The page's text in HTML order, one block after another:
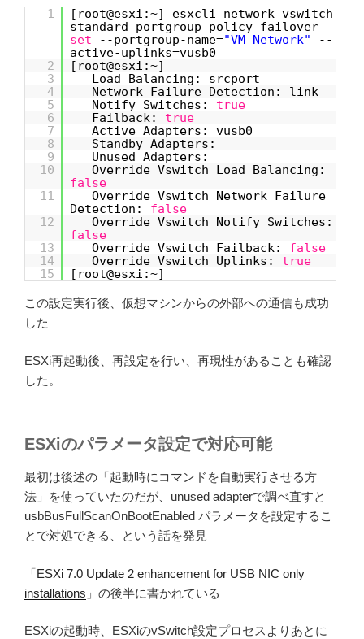
1
[root@esxi:~] esxcli network vswitch
standard portgroup policy failover
set
--portgroup-name="VM Network"
--
active-uplinks=vusb0
2
[root@esxi:~]
3
Load Balancing: srcport
4
Network Failure Detection: link
5
Notify Switches: true
6
Failback: true
7
Active Adapters: vusb0
8
Standby Adapters:
9
Unused Adapters:
10
Override Vswitch Load Balancing:
false
11
Override Vswitch Network Failure
Detection: false
12
Override Vswitch Notify Switches:
false
13
Override Vswitch Failback: false
14
Override Vswitch Uplinks: true
15
[root@esxi:~]
この設定実行後、仮想マシンからの外部への通信も成功
した
ESXi再起動後、再設定を行い、再現性があることも確認
した。
ESXiのパラメータ設定で対応可能
最初は後述の「起動時にコマンドを自動実行させる方
法」を使っていたのだが、unused adapterで調べ直すと
usbBusFullScanOnBootEnabled パラメータを設定するこ
とで対処できる、という話を発見
「ESXi 7.0 Update 2 enhancement for USB NIC only
installations 」の後半に書かれている
ESXiの起動時、ESXiのvSwitch設定プロセスよりあとに